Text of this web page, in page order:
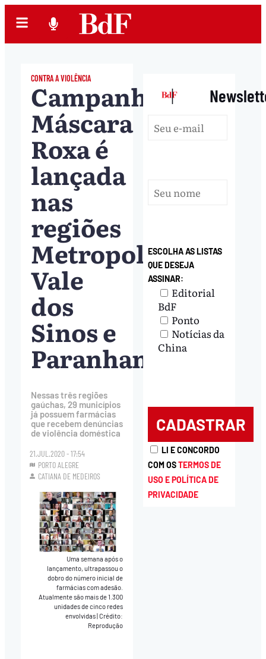
CONTRA A VIOLÊNCIA
Campanha
Máscara
Roxa é
lançada
nas
regiões
Metropolitana,
Vale
dos
Sinos e
Paranhana
Nessas três regiões
gaúchas, 29 municípios
já possuem farmácias
que recebem denúncias
de violência doméstica
21.JUL.2020 - 17:54
PORTO ALEGRE
CATIANA DE MEDEIROS
Uma semana após o
lançamento, ultrapassou o
dobro do número inicial de
farmácias com adesão.
Atualmente são mais de 1.300
unidades de cinco redes
envolvidas Crédito:
Reprodução
|
ESCOLHA AS LISTAS
QUE DESEJA
ASSINAR:
Editorial
BdF
Ponto
Notícias da
China
LI E CONCORDO
COM OSTERMOS DE
USO E POLÍTICA DE
PRIVACIDADE